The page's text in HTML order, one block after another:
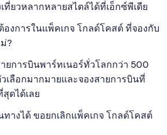
ที่ยวหลากหลายสไตล์ได้ที่เอ็กซ์พีเดีย
องการในแพ็คเกจ โกลด์โคสต์ ที่จองกับ
?
ยการบินพาร์ทเนอร์ทั่วโลกกว่า 500
ลือกมากมายและจองสายการบินที่
ดได้เลย
างได้ ขอยกเลิกแพ็คเกจ โกลด์โคสต์